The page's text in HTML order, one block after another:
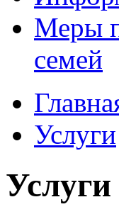
Меры
семей
Услуги
Услуги